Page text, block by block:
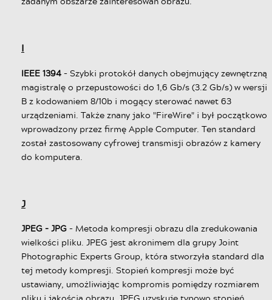
I
IEEE 1394- Szybki protokół danych obejmujący zewnętrzną
magistralę o przepustowości do 1,6 Gb/s (3.2 Gb/s) w wersji
B z kodowaniem 8/10b i mogący sterować nawet 63
urządzeniami. Także znany jako "FireWire" i był początkowo
wprowadzony przez firmę Apple Computer. Ten standard
został zastosowany cyfrowej transmisji obrazów z kamery
do komputera.
J
JPEG - JPG- Metoda kompresji obrazu dla zredukowania
wielkości pliku. JPEG jest akronimem dla grupy Joint
Photographic Experts Group, która stworzyła standard dla
tej metody kompresji. Stopień kompresji może być
ustawiany, umożliwiając kompromis pomiędzy rozmiarem